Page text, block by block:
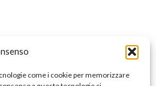
come i cookie per memorizzare